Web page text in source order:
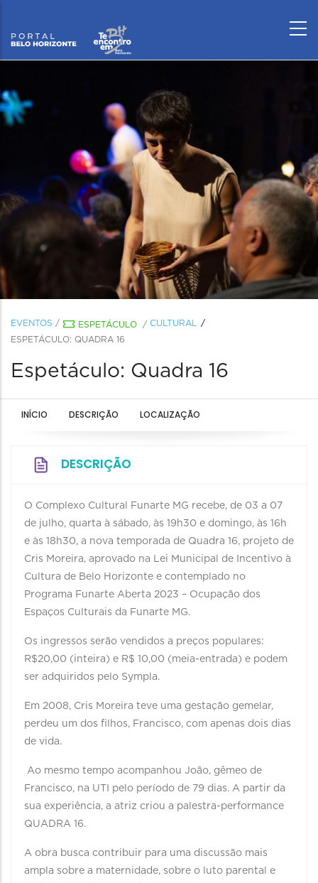
EVENTOS / ESPETÁCULO / CULTURAL
ESPETÁCULO: QUADRA 16
Espetáculo: Quadra 16
INÍCIO DESCRIÇÃO LOCALIZAÇÃO
DESCRIÇÃO
O Complexo Cultural Funarte MG recebe, de 03 a 07
de julho, quarta à sábado, às 19h30 e domingo, às 16h
e às 18h30, a nova temporada de Quadra 16, projeto de
Cris Moreira, aprovado na Lei Municipal de Incentivo à
Cultura de Belo Horizonte e contemplado no
Programa Funarte Aberta 2023 – Ocupação dos
Espaços Culturais da Funarte MG.
Os ingressos serão vendidos a preços populares:
R$20,00 (inteira) e R$ 10,00 (meia-entrada) e podem
ser adquiridos pelo Sympla.
Em 2008, Cris Moreira teve uma gestação gemelar,
perdeu um dos filhos, Francisco, com apenas dois dias
de vida.
Ao mesmo tempo acompanhou João, gêmeo de
Francisco, na UTI pelo período de 79 dias. A partir da
sua experiência, a atriz criou a palestra-performance
QUADRA 16.
A obra busca contribuir para uma discussão mais
ampla sobre a maternidade, sobre o luto parental e